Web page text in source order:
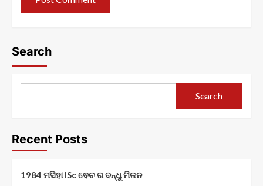
Search
Search
Recent Posts
1984 ମସିହା ISc ଵେଚ ର ବନ୍ଧୁ ମିଳନ